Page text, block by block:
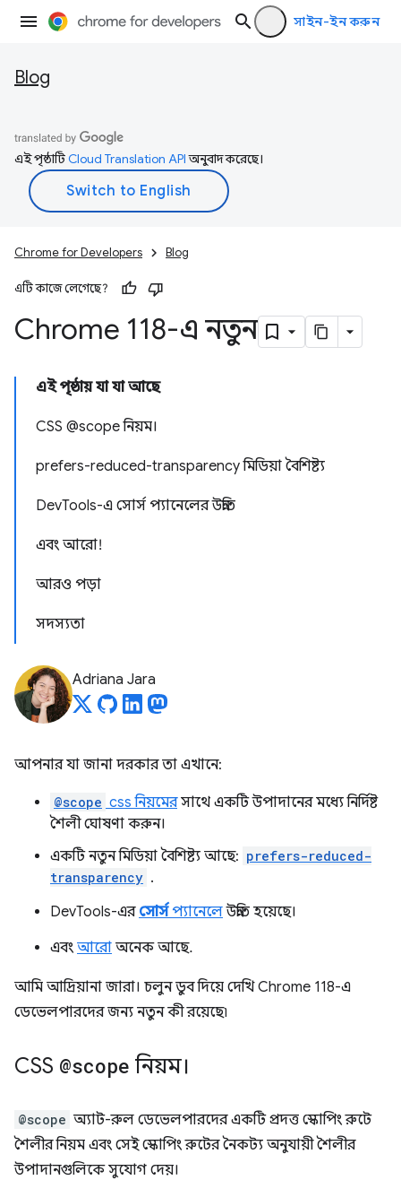
সাইন-ইন করুন
Blog
এই পৃষ্ঠাটিCloud Translation APIঅনুবাদ করেছে।
Chrome for Developers Blog
এটি কাজে লেগেছে?
Chrome 118-এ নতুন
এই পৃষ্ঠায় যা যা আছে
CSS @scope নিয়ম।
prefers-reduced-transparency মিডিয়া বৈশিষ্ট্য
DevTools-এ সোর্স প্যানেলের উন্নতি
এবং আরো!
আরও পড়া
সদস্যতা
Adriana Jara
আপনার যা জানা দরকার তা এখানে:
@scope css নিয়মেরসাথে একটি উপাদানের মধ্যে নির্দিষ্ট
শৈলী ঘোষণা করুন।
একটি নতুন মিডিয়া বৈশিষ্ট্য আছে: prefers-reduced-
transparency .
DevTools-এর সোর্সপ্যানেলেউন্নতি হয়েছে।
এবং আরো অনেক আছে.
আমি আদ্রিয়ানা জারা। চলুন ডুব দিয়ে দেখি Chrome 118-এ
ডেভেলপারদের জন্য নতুন কী রয়েছে৷
CSS @scope নিয়ম।
@scope অ্যাট-রুল ডেভেলপারদের একটি প্রদত্ত স্কোপিং রুটে
শৈলীর নিয়ম এবং সেই স্কোপিং রুটের নৈকট্য অনুযায়ী শৈলীর
উপাদানগুলিকে সুযোগ দেয়।